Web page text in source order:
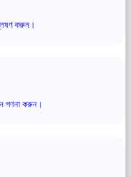
করুন।
গণনা করুন।